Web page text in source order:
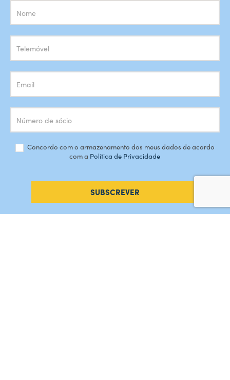
Subscrição
Newsletter
Concordo com o armazenamento dos meus dados de acordo
com a Política de Privacidade
SUBSCREVER